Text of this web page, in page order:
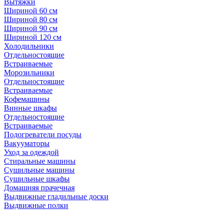
Вытяжки
Шириной 60 см
Шириной 80 см
Шириной 90 см
Шириной 120 см
Холодильники
Отдельностоящие
Встраиваемые
Морозильники
Отдельностоящие
Встраиваемые
Кофемашины
Винные шкафы
Отдельностоящие
Встраиваемые
Подогреватели посуды
Вакууматоры
Уход за одеждой
Стиральные машины
Сушильные машины
Сушильные шкафы
Домашняя прачечная
Выдвижные гладильные доски
Выдвижные полки